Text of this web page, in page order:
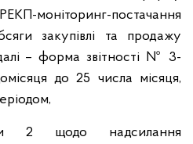
моніторинг-постачання
закупівлі та продажу
– форма звітності № 3-
до 25 числа місяця,
2 щодо надсилання